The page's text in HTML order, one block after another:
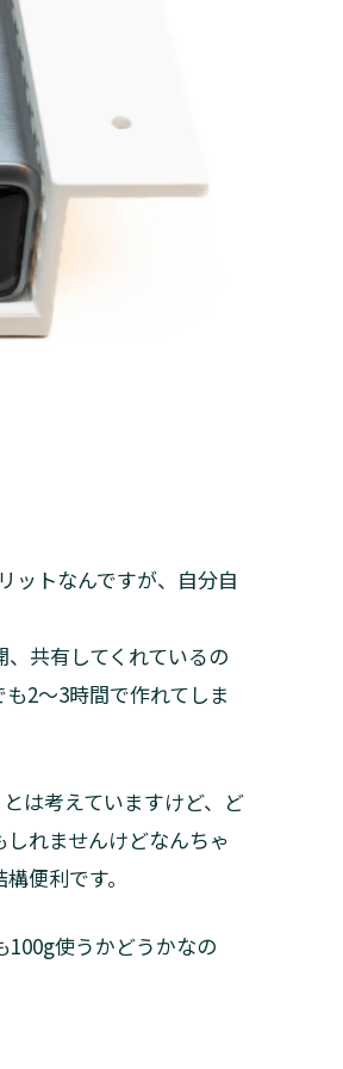
トなんですが、自分自
共有してくれているの
2～3時間で作れてしま
は考えていますけど、ど
れませんけどなんちゃ
便利です。
使うかどうかなの